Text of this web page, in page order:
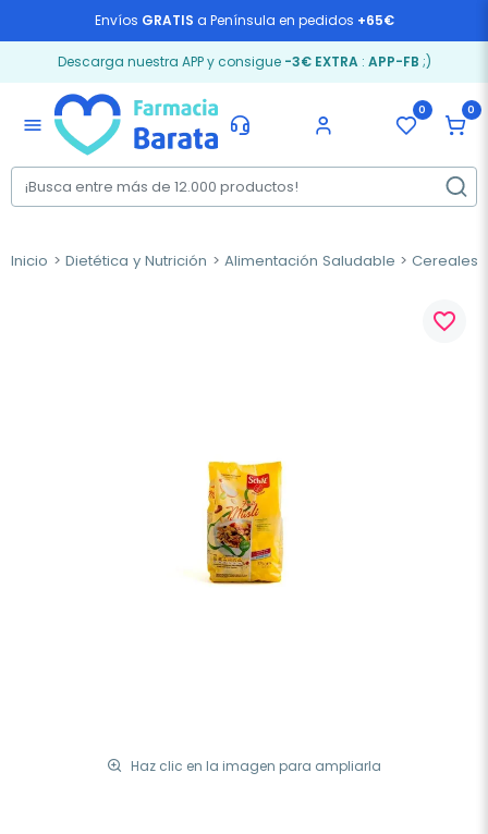
Envíos GRATIS a Península en pedidos +65€
Descarga nuestra APP y consigue -3€ EXTRA: APP-FB ;)
menu
0 0
Inicio Dietética y Nutrición Alimentación Saludable Cereales,
Haz clic en la imagen para ampliarla
favorite_border